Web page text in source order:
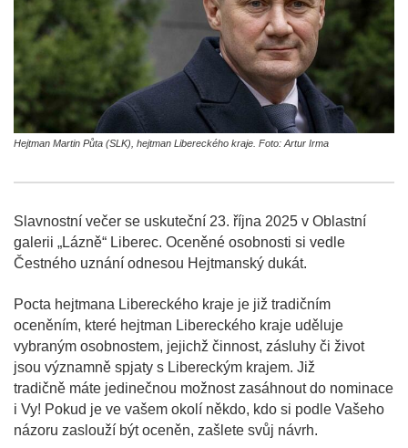
Hejtman Martin Půta (SLK), hejtman Libereckého kraje. Foto: Artur Irma
Slavnostní večer se uskuteční 23. října 2025 v Oblastní
galerii „Lázně“ Liberec. Oceněné osobnosti si vedle
Čestného uznání odnesou Hejtmanský dukát.
Pocta hejtmana Libereckého kraje je již tradičním
oceněním, které hejtman Libereckého kraje uděluje
vybraným osobnostem, jejichž činnost, zásluhy či život
jsou významně spjaty s Libereckým krajem. Již
tradičně máte jedinečnou možnost zasáhnout do nominace
i Vy! Pokud je ve vašem okolí někdo, kdo si podle Vašeho
názoru zaslouží být oceněn, zašlete svůj návrh.